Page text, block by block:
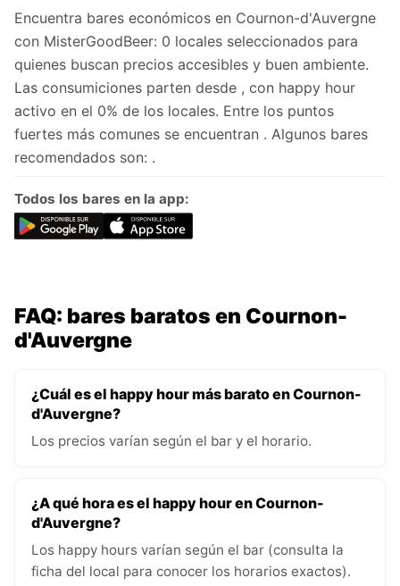
Encuentra bares económicos en Cournon-d'Auvergne
con MisterGoodBeer: 0 locales seleccionados para
quienes buscan precios accesibles y buen ambiente.
Las consumiciones parten desde , con happy hour
activo en el 0% de los locales. Entre los puntos
fuertes más comunes se encuentran . Algunos bares
recomendados son: .
Todos los bares en la app:
FAQ: bares baratos en Cournon-
d'Auvergne
¿Cuál es el happy hour más barato en Cournon-
d'Auvergne?
Los precios varían según el bar y el horario.
¿A qué hora es el happy hour en Cournon-
d'Auvergne?
Los happy hours varían según el bar (consulta la
ficha del local para conocer los horarios exactos).